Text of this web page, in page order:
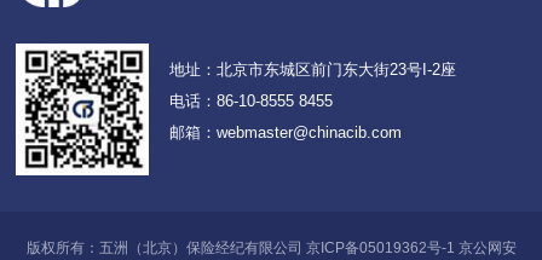
地址：北京市东城区前门东大街23号I-2座
电话：86-10-8555 8455
邮箱：webmaster@chinacib.com
版权所有：五洲（北京）保险经纪有限公司 京ICP备05019362号-1 京公网安